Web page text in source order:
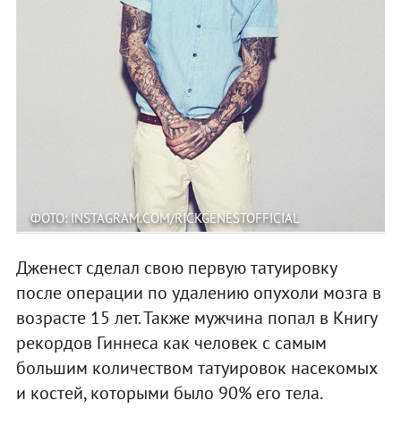
ФОТО: INSTAGRAM.COM/RICKGENESTOFFICIAL
Дженест сделал свою первую татуировку
после операции по удалению опухоли мозга в
возрасте 15 лет. Также мужчина попал в Книгу
рекордов Гиннеса как человек с самым
большим количеством татуировок насекомых
и костей, которыми было 90% его тела.